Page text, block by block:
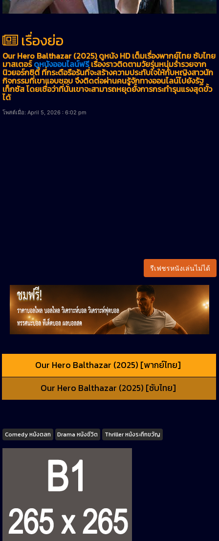
เรื่องย่อ
Our Hero Balthazar (2025) ดูหนัง HD เต็มเรื่องพากย์ไทย ซับไทย
มาสเตอร์ดูหนังออนไลน์ฟรีเรื่องราวติดตามวัยรุ่นหนุ่มร่ำรวยจาก
นิวยอร์กซิตี้ ที่กระตือรือร้นที่จะสร้างความประทับใจให้กับหญิงสาวนัก
กิจกรรมที่เขาแอบชอบ จึงติดต่อผ่านคนรู้จักทางออนไลน์ไปยังรัฐ
เท็กซัส โดยเชื่อว่าที่นั่นเขาจะสามารถหยุดยั้งการกระทำรุนแรงสุดขั้ว
ได้
โพสต์เมื่อ: April 5, 2026 : 6:02 pm
รีเฟชรหนังเล่นไม่ได้
Our Hero Balthazar (2025) [พากย์ไทย]
Our Hero Balthazar (2025) [ซับไทย]
Tags
Comedy หนังตลก Drama หนังชีวิต Thriller หนังระทึกขวัญ